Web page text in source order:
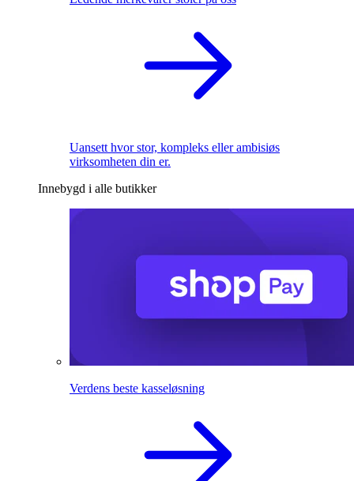
Uansett hvor stor, kompleks eller ambisiøs
virksomheten din er.
Innebygd i alle butikker
Verdens beste kasseløsning